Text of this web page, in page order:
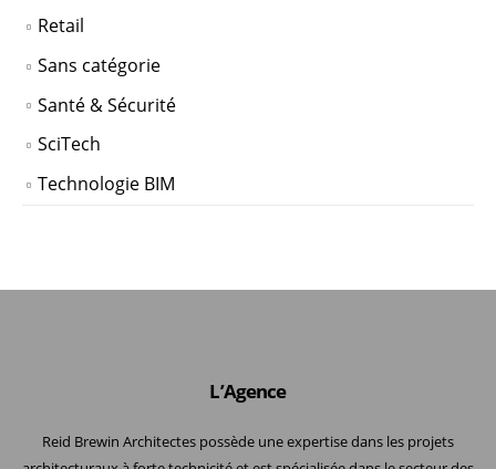
Retail
Sans catégorie
Santé & Sécurité
SciTech
Technologie BIM
L’Agence
Reid Brewin Architectes possède une expertise dans les projets